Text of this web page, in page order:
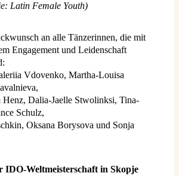
Latin Female Youth)
an alle Tänzerinnen, die mit
Engagement und Leidenschaft
Vdovenko, Martha-Louisa
Dalia-Jaelle Stwolinksi, Tina-
Schulz,
Oksana Borysova und Sonja
IDO-Weltmeisterschaft in Skopje